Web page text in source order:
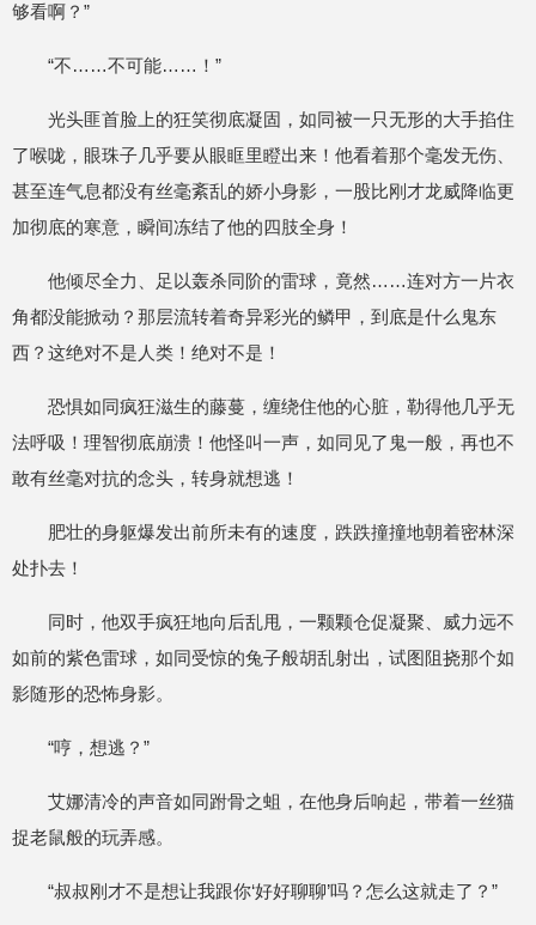
够看啊？”
“不……不可能……！”
光头匪首脸上的狂笑彻底凝固，如同被一只无形的大手掐住
了喉咙，眼珠子几乎要从眼眶里瞪出来！他看着那个毫发无伤、
甚至连气息都没有丝毫紊乱的娇小身影，一股比刚才龙威降临更
加彻底的寒意，瞬间冻结了他的四肢全身！
他倾尽全力、足以轰杀同阶的雷球，竟然……连对方一片衣
角都没能掀动？那层流转着奇异彩光的鳞甲，到底是什么鬼东
西？这绝对不是人类！绝对不是！
恐惧如同疯狂滋生的藤蔓，缠绕住他的心脏，勒得他几乎无
法呼吸！理智彻底崩溃！他怪叫一声，如同见了鬼一般，再也不
敢有丝毫对抗的念头，转身就想逃！
肥壮的身躯爆发出前所未有的速度，跌跌撞撞地朝着密林深
处扑去！
同时，他双手疯狂地向后乱甩，一颗颗仓促凝聚、威力远不
如前的紫色雷球，如同受惊的兔子般胡乱射出，试图阻挠那个如
影随形的恐怖身影。
“哼，想逃？”
艾娜清冷的声音如同跗骨之蛆，在他身后响起，带着一丝猫
捉老鼠般的玩弄感。
“叔叔刚才不是想让我跟你‘好好聊聊’吗？怎么这就走了？”